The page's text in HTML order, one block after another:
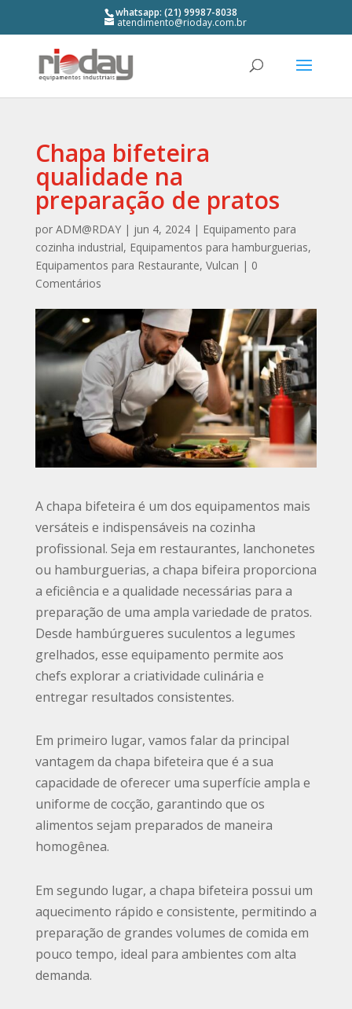
whatsapp: (21) 99987-8038
atendimento@rioday.com.br
Chapa bifeteira
qualidade na
preparação de pratos
por ADM@RDAY| jun 4, 2024| Equipamento para
cozinha industrial, Equipamentos para hamburguerias,
Equipamentos para Restaurante, Vulcan | 0
Comentários
A chapa bifeteira é um dos equipamentos mais
versáteis e indispensáveis na cozinha
profissional. Seja em restaurantes, lanchonetes
ou hamburguerias, a chapa bifeira proporciona
a eficiência e a qualidade necessárias para a
preparação de uma ampla variedade de pratos.
Desde hambúrgueres suculentos a legumes
grelhados, esse equipamento permite aos
chefs explorar a criatividade culinária e
entregar resultados consistentes.
Em primeiro lugar, vamos falar da principal
vantagem da chapa bifeteira que é a sua
capacidade de oferecer uma superfície ampla e
uniforme de cocção, garantindo que os
alimentos sejam preparados de maneira
homogênea.
Em segundo lugar, a chapa bifeteira possui um
aquecimento rápido e consistente, permitindo a
preparação de grandes volumes de comida em
pouco tempo, ideal para ambientes com alta
demanda.